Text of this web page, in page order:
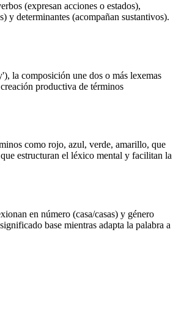
(expresan acciones o estados),
y determinantes (acompañan sustantivos).
la composición une dos o más lexemas
productiva de términos
como rojo, azul, verde, amarillo, que
estructuran el léxico mental y facilitan la
en número (casa/casas) y género
base mientras adapta la palabra a